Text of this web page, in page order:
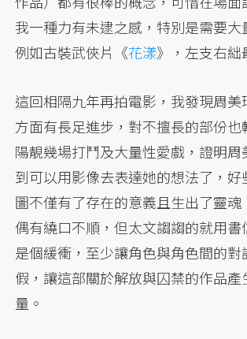
我一種力有未逮之感，特別是需要大
例如古裝武俠片《花漾》，左支右絀
這回相隔九年再拍電影，我發現周美
方面有長足進步，對不擅長的部份也
陽靚幾場打鬥及大量性愛戲，證明周
到可以用影像去表達她的想法了，
圖不僅有了存在的意義且生出了靈魂
偶有繞口不順，但太文謅謅的就用
是個緩衝，至少讓角色與角色間的對
假，讓這部關於解放與囚禁的作品產
量。